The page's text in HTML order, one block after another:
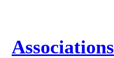
Associations